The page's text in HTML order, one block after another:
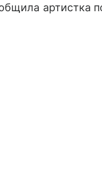
артистка